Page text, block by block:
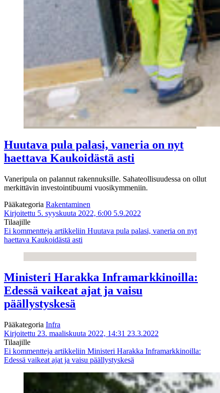
Huutava pula palasi, vaneria on nyt
haettava Kaukoidästä asti
Vaneripula on palannut rakennuksille. Sahateollisuudessa on ollut
merkittävin investointibuumi vuosikymmeniin.
Pääkategoria Rakentaminen
Kirjoitettu 5. syyskuuta 2022, 6:00 5.9.2022
Tilaajille
Ei kommentteja artikkeliin Huutava pula palasi, vaneria on nyt
haettava Kaukoidästä asti
Ministeri Harakka Inframarkkinoilla:
Edessä vaikeat ajat ja vaisu
päällystyskesä
Pääkategoria Infra
Kirjoitettu 23. maaliskuuta 2022, 14:31 23.3.2022
Tilaajille
Ei kommentteja artikkeliin Ministeri Harakka Inframarkkinoilla:
Edessä vaikeat ajat ja vaisu päällystyskesä